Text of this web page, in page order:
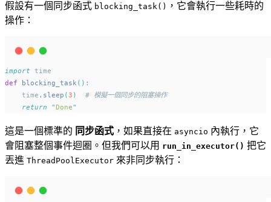
假設有一個同步函式 blocking_task() ，它會執行一些耗時的
操作：
import time
def
blocking_task ():
    time
. sleep (3 )
# 模擬一個同步的阻塞操作
return
"Done"
這是一個標準的 同步函式 ，如果直接在 asyncio 內執行，它
會阻塞整個事件迴圈。但我們可以用 run_in_executor() 把它
丟進 ThreadPoolExecutor 來非同步執行：